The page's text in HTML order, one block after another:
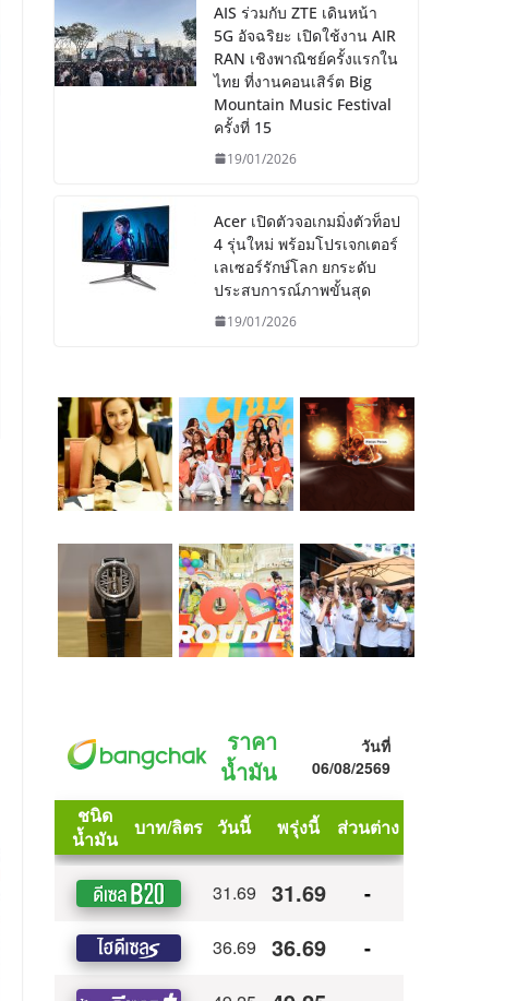
AIS ร่วมกับ ZTE เดินหน้า
5G อัจฉริยะ เปิดใช้งาน AIR
RAN เชิงพาณิชย์ครั้งแรกใน
ไทย ที่งานคอนเสิร์ต Big
Mountain Music Festival
ครั้งที่ 15
19/01/2026
Acer เปิดตัวจอเกมมิ่งตัวท็อป
4 รุ่นใหม่ พร้อมโปรเจกเตอร์
เลเซอร์รักษ์โลก ยกระดับ
ประสบการณ์ภาพขั้นสุด
19/01/2026